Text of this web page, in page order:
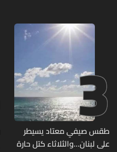
تحت الأرض
3
طقس صيفي معتاد يسيطر
على لبنان...والثلاثاء كتل حارة